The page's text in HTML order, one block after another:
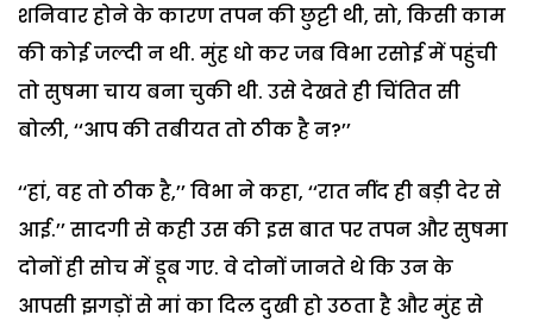
शनिवार होने के कारण तपन की छुट्टी थी, सो, किसी काम
की कोई जल्दी न थी. मुंह धो कर जब विभा रसोई में पहुंची
तो सुषमा चाय बना चुकी थी. उसे देखते ही चिंतित सी
बोली, ‘‘आप की तबीयत तो ठीक है न?’’
‘‘हां, वह तो ठीक है,’’ विभा ने कहा, ‘‘रात नींद ही बड़ी देर से
आई.’’ सादगी से कही उस की इस बात पर तपन और सुषमा
दोनों ही सोच में डूब गए. वे दोनों जानते थे कि उन के
आपसी झगड़ों से मां का दिल दुखी हो उठता है और मुंह से